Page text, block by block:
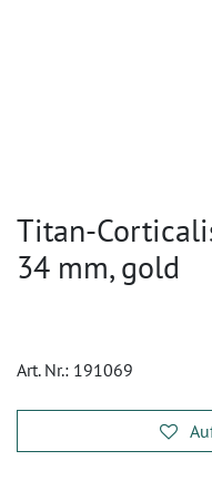
Titan-
34 mm, gold
Art. Nr.: 191069